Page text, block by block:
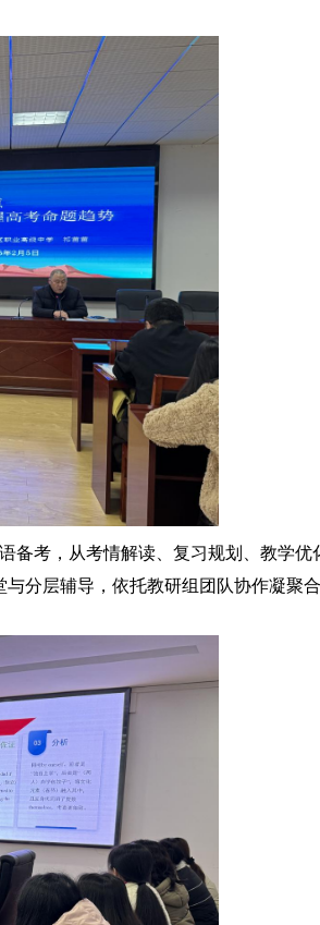
备考，从考情解读、复习规划、教学优
分层辅导，依托教研组团队协作凝聚